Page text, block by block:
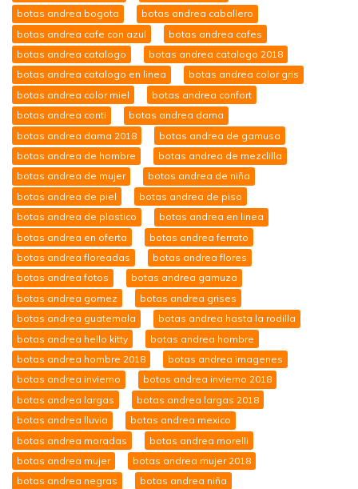
botas andrea bogota
botas andrea caballero
botas andrea cafe con azul
botas andrea cafes
botas andrea catalogo
botas andrea catalogo 2018
botas andrea catalogo en linea
botas andrea color gris
botas andrea color miel
botas andrea confort
botas andrea conti
botas andrea dama
botas andrea dama 2018
botas andrea de gamusa
botas andrea de hombre
botas andrea de mezclilla
botas andrea de mujer
botas andrea de niña
botas andrea de piel
botas andrea de piso
botas andrea de plastico
botas andrea en linea
botas andrea en oferta
botas andrea ferrato
botas andrea floreadas
botas andrea flores
botas andrea fotos
botas andrea gamuza
botas andrea gomez
botas andrea grises
botas andrea guatemala
botas andrea hasta la rodilla
botas andrea hello kitty
botas andrea hombre
botas andrea hombre 2018
botas andrea imagenes
botas andrea invierno
botas andrea invierno 2018
botas andrea largas
botas andrea largas 2018
botas andrea lluvia
botas andrea mexico
botas andrea moradas
botas andrea morelli
botas andrea mujer
botas andrea mujer 2018
botas andrea negras
botas andrea niña